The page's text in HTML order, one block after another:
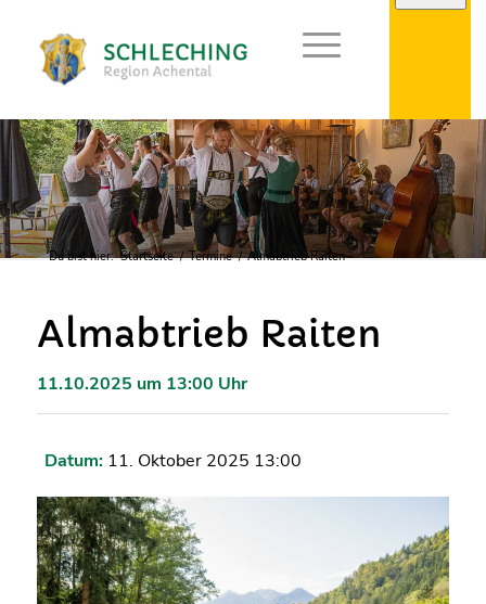
Du bist hier: Startseite / Termine / Almabtrieb Raiten
Almabtrieb Raiten
11.10.2025 um 13:00 Uhr
Datum: 11. Oktober 2025 13:00